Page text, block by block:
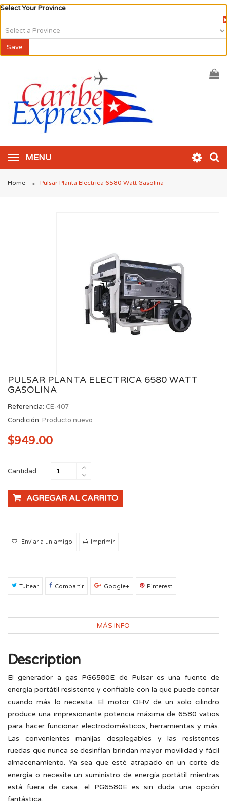
Select Your Province
×
Save
MENU
Home > Pulsar Planta Electrica 6580 Watt Gasolina
PULSAR PLANTA ELECTRICA 6580 WATT
GASOLINA
Referencia: CE-407
Condición: Producto nuevo
$949.00
Cantidad
AGREGAR AL CARRITO
Enviar a un amigo Imprimir
Tuitear Compartir Google+ Pinterest
MÁS INFO
Description
El generador a gas PG6580E de Pulsar es una fuente de
energía portátil resistente y confiable con la que puede contar
cuando más lo necesita. El motor OHV de un solo cilindro
produce una impresionante potencia máxima de 6580 vatios
para hacer funcionar electrodomésticos, herramientas y más.
Las convenientes manijas desplegables y las resistentes
ruedas que nunca se desinflan brindan mayor movilidad y fácil
almacenamiento. Ya sea que esté atrapado en un corte de
energía o necesite un suministro de energía portátil mientras
está fuera de casa, el PG6580E es sin duda una opción
fantástica.